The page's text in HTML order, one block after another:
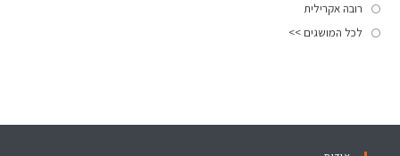
רובה אקרילית
לכל המושגים >>